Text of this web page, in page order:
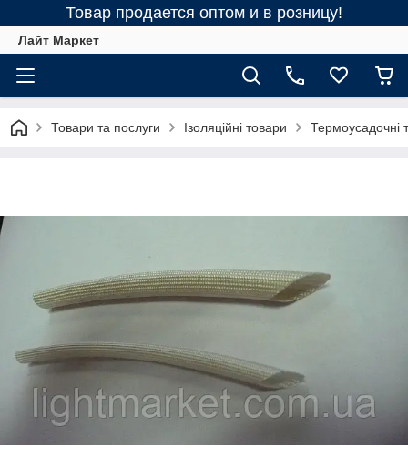
Товар продается оптом и в розницу!
Лайт Маркет
Товари та послуги Ізоляційні товари Термоусадочні